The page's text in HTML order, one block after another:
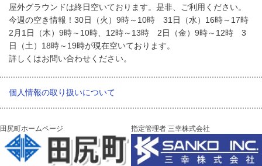
屋外グラウンドは終日空いております。是非、ご利用ください。
今週の空き情報！30日（火）9時～10時 31日（水）16時～17時
2月1日（木）9時～10時、12時～13時 2日（金）9時～12時 3
日（土）18時～19時が現在空いております。
詳しくはお問い合わせください。
個人情報の取り扱いについて
田尻町ホームページ 指定管理者 三幸株式会社